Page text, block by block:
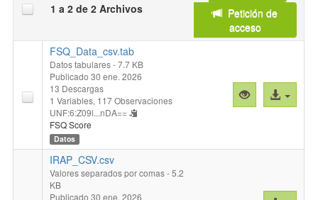
1 a 2 de 2 Archivos
Petición de
acceso
FSQ_Data_csv.tab
Datos tabulares- 7.7 KB
Publicado 30 ene. 2026
13 Descargas
1 Variables, 117 Observaciones
UNF:6:Z09l...nDA==
FSQ Score
Datos
Vista
previa
Acceso
al
IRAP_CSV.csv
Valores separados por comas- 5.2
KB
Publicado 30 ene. 2026